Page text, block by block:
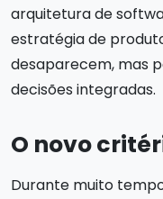
arquitetura de
estratégia de
desaparecem, mas
decisões integradas.
O novo
Durante muito